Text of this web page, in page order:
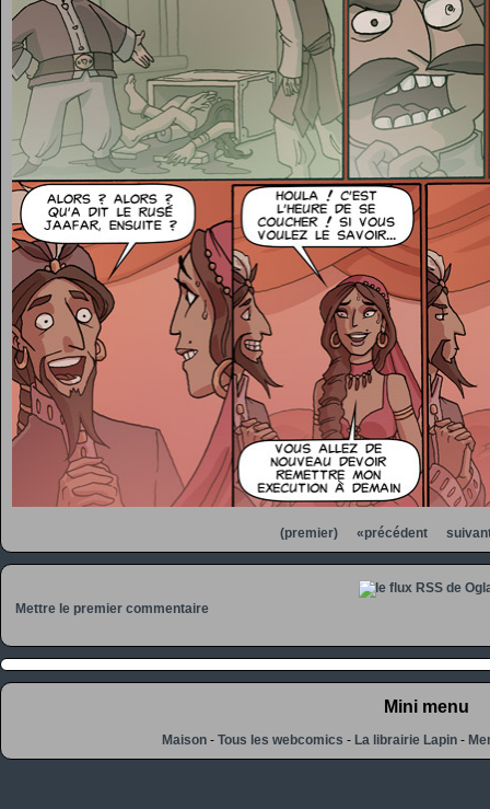
(premier) «précédent
Mettre le premier commentaire
Mini menu
Maison -Tous les webcomics -La librairie Lapin -